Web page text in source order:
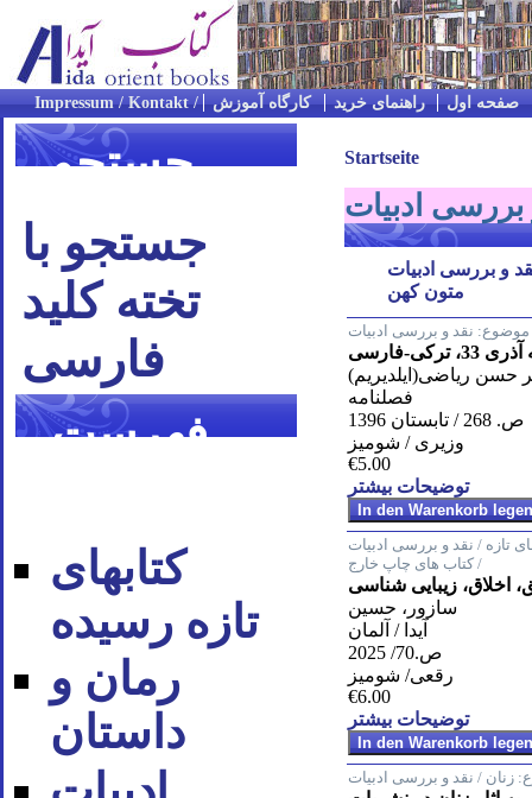
صفحه اول راهنمای خرید کارگاه آموزش
جستجو
جستجو با
تخته کلید
فارسی
فهرست
کتابهای
تازه رسیده
رمان و
داستان
Startseite
بررسی ادبیات
و بررسی ادبیات
متون کهن
موضوع: نقد و بررسی ادبیات
ترکی-فارسی
حسن ریاضی(ایلدیریم)
فصلنامه
ص. 268 / تابستان 1396
وزیری / شومیز
€5.00
توضیحات بیشتر
تازه / نقد و بررسی ادبیات
/ کتاب های چاپ خارج
اخلاق، زیبایی شناسی
سازور، حسین
آیدا / آلمان
ص.70/ 2025
رقعی/ شومیز
€6.00
توضیحات بیشتر
زنان / نقد و بررسی ادبیات